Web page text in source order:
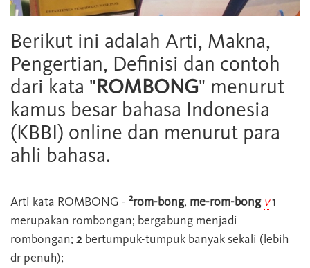
Berikut ini adalah Arti, Makna,
Pengertian, Definisi dan contoh
dari kata "ROMBONG" menurut
kamus besar bahasa Indonesia
(KBBI) online dan menurut para
ahli bahasa.
Arti kata ROMBONG - 2rom-bong, me-rom-bong v1
merupakan rombongan; bergabung menjadi
rombongan; 2 bertumpuk-tumpuk banyak sekali (lebih
dr penuh);